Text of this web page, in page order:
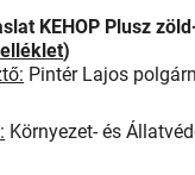
KEHOP Plusz
)
Pintér Lajos
Környezet- és